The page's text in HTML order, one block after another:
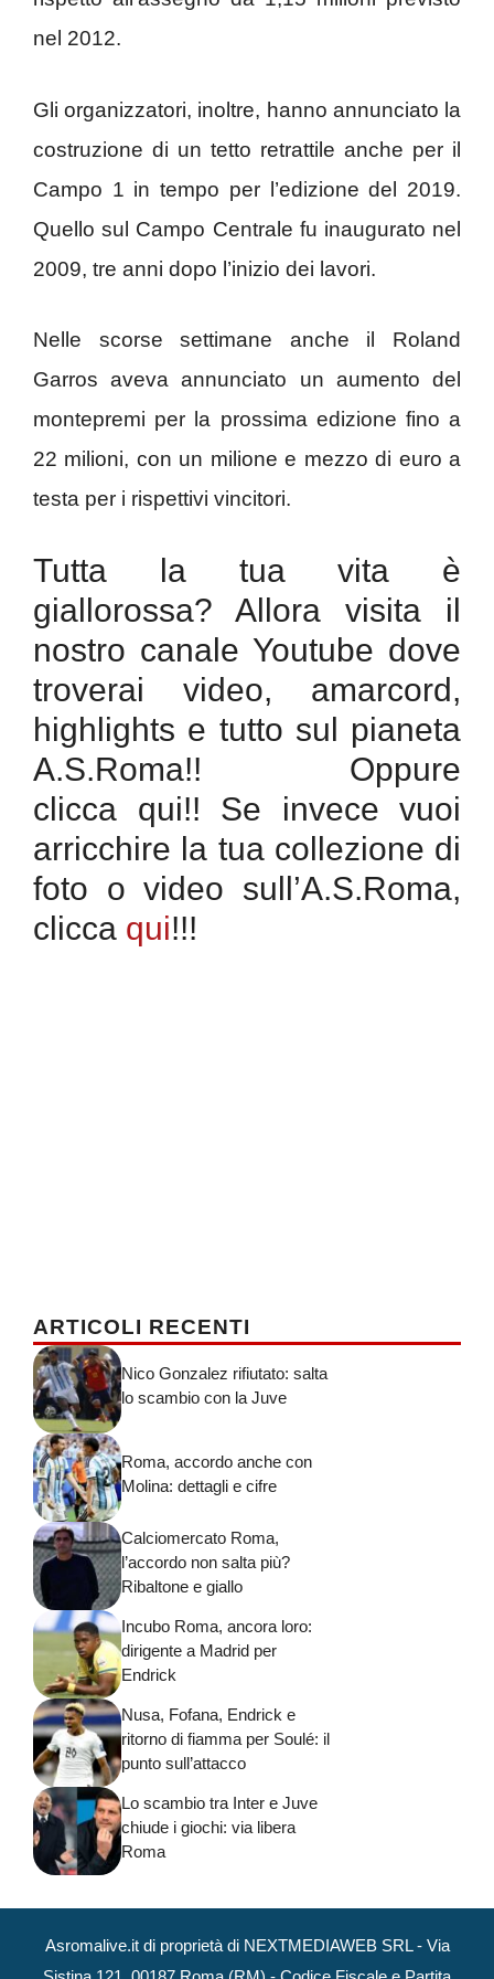
nel 2012.
Gli organizzatori, inoltre, hanno annunciato la
costruzione di un tetto retrattile anche per il
Campo 1 in tempo per l’edizione del 2019.
Quello sul Campo Centrale fu inaugurato nel
2009, tre anni dopo l’inizio dei lavori.
Nelle scorse settimane anche il Roland
Garros aveva annunciato un aumento del
montepremi per la prossima edizione fino a
22 milioni, con un milione e mezzo di euro a
testa per i rispettivi vincitori.
Tutta la tua vita è
giallorossa? Allora visita il
nostro canale Youtube dove
troverai video, amarcord,
highlights e tutto sul pianeta
A.S.Roma!! Oppure
clicca qui!! Se invece vuoi
arricchire la tua collezione di
foto o video sull’A.S.Roma,
clicca qui!!!
ARTICOLI RECENTI
Nico Gonzalez rifiutato: salta
lo scambio con la Juve
Roma, accordo anche con
Molina: dettagli e cifre
Calciomercato Roma,
l’accordo non salta più?
Ribaltone e giallo
Incubo Roma, ancora loro:
dirigente a Madrid per
Endrick
Nusa, Fofana, Endrick e
ritorno di fiamma per Soulé: il
punto sull’attacco
Lo scambio tra Inter e Juve
chiude i giochi: via libera
Roma
Asromalive.it di proprietà di NEXTMEDIAWEB SRL - Via